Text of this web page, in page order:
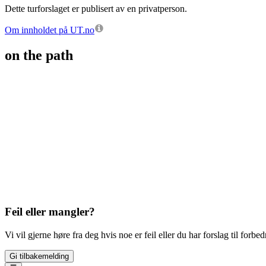
Dette turforslaget er publisert av en privatperson.
Om innholdet på UT.no
on the path
Feil eller mangler?
Vi vil gjerne høre fra deg hvis noe er feil eller du har forslag til
Gi tilbakemelding